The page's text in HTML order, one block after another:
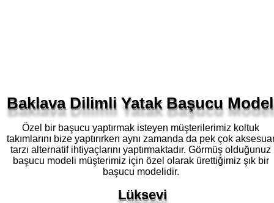
Baklava Dilimli Yatak Başucu
Özel bir başucu yaptırmak isteyen müşterilerimiz koltuk
takımlarını bize yaptırırken aynı zamanda da pek çok
tarzı alternatif ihtiyaçlarını yaptırmaktadır. Görmüş olduğunuz
başucu modeli müşterimiz için özel olarak ürettiğimiz şık bir
başucu modelidir.
Lüksevi